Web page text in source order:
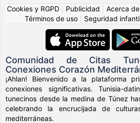
Cookies y RGPD
Publicidad Acerca
Términos de uso
Seguridad
Comunidad de Citas
Conexiones Corazón
¡Ahlan! Bienvenido a la plataforma
conexiones significativas. Tunisia-
tunecinos desde la medina de Túnez
celebrando la encrucijada de
mediterráneas.